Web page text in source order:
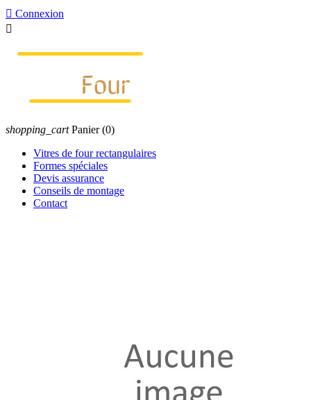
 Connexion

shopping_cart Panier (0)
Vitres de four rectangulaires
Formes spéciales
Devis assurance
Conseils de montage
Contact